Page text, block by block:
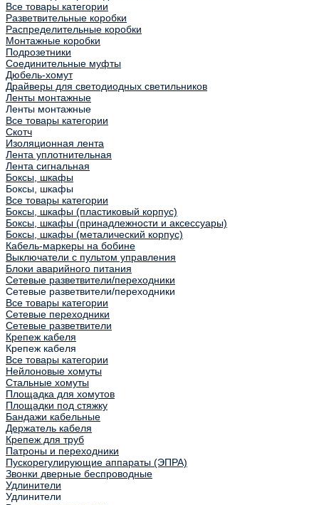
Все товары категории
Разветвительные коробки
Распределительные коробки
Монтажные коробки
Подрозетники
Соединительные муфты
Дюбель-хомут
Драйверы для светодиодных светильников
Ленты монтажные
Ленты монтажные
Все товары категории
Скотч
Изоляционная лента
Лента уплотнительная
Лента сигнальная
Боксы, шкафы
Боксы, шкафы
Все товары категории
Боксы, шкафы (пластиковый корпус)
Боксы, шкафы (принадлежности и аксессуары)
Боксы, шкафы (металический корпус)
Кабель-маркеры на бобине
Выключатели с пультом управления
Блоки аварийного питания
Сетевые разветвители/переходники
Сетевые разветвители/переходники
Все товары категории
Сетевые переходники
Сетевые разветвители
Крепеж кабеля
Крепеж кабеля
Все товары категории
Нейлоновые хомуты
Стальные хомуты
Площадка для хомутов
Площадки под стяжку
Бандажи кабельные
Держатель кабеля
Крепеж для труб
Патроны и переходники
Пускорегулирующие аппараты (ЭПРА)
Звонки дверные беспроводные
Удлинители
Удлинители